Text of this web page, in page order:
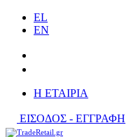
EL
EN
H ΕΤΑΙΡΙΑ
ΕΙΣΟΔΟΣ - ΕΓΓΡΑΦΗ